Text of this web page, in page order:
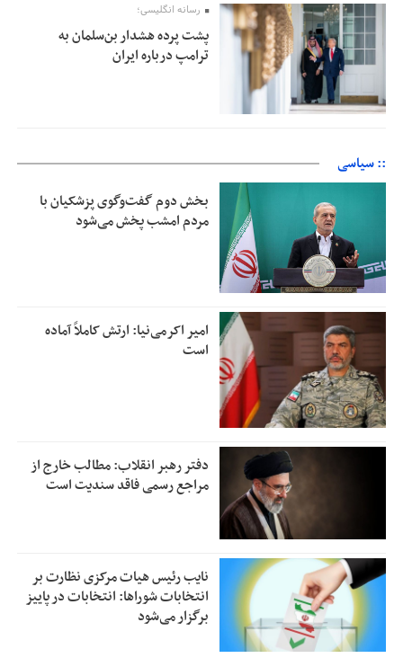
رسانه انگلیسی؛
پشت پرده هشدار بن‌سلمان به
ترامپ درباره ایران
:: سیاسی
بخش دوم گفت‌وگوی پزشکیان با
مردم امشب پخش می‌شود
امیر اکرمی‌نیا: ارتش کاملاً آماده
است
دفتر رهبر انقلاب: مطالب خارج از
مراجع رسمی فاقد سندیت است
نایب رئیس هیات مرکزی نظارت بر
انتخابات شوراها: انتخابات در پاییز
برگزار می‌شود